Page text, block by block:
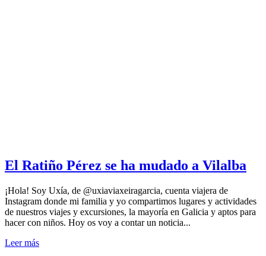
El Ratiño Pérez se ha mudado a Vilalba
¡Hola! Soy Uxía, de @uxiaviaxeiragarcia, cuenta viajera de
Instagram donde mi familia y yo compartimos lugares y actividades
de nuestros viajes y excursiones, la mayoría en Galicia y aptos para
hacer con niños. Hoy os voy a contar un noticia...
Leer más